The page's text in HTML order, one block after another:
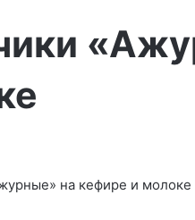
Пышные
панкейки
Пышные